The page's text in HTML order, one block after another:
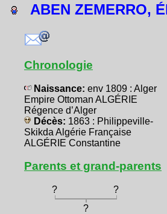
ABEN ZEMERRO,
Chronologie
Naissance: env 1809 : Alger
Empire Ottoman ALGÉRIE
Régence d’Alger
Décès: 1863 : Philippeville-
Skikda Algérie Française
ALGÉRIE Constantine
Parents et grand-parents
? ?
?